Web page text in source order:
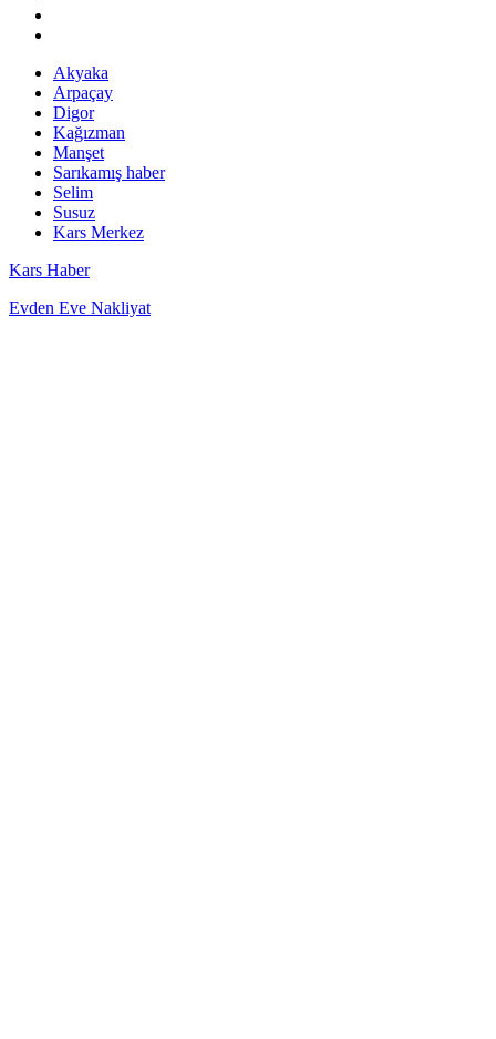
Akyaka
Arpaçay
Digor
Kağızman
Manşet
Sarıkamış haber
Selim
Susuz
Kars Merkez
Kars Haber
Evden Eve Nakliyat